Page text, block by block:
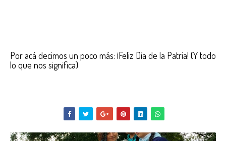
Por acá decimos un poco más: ¡Feliz Día de la Patria! (Y todo
lo que nos significa)